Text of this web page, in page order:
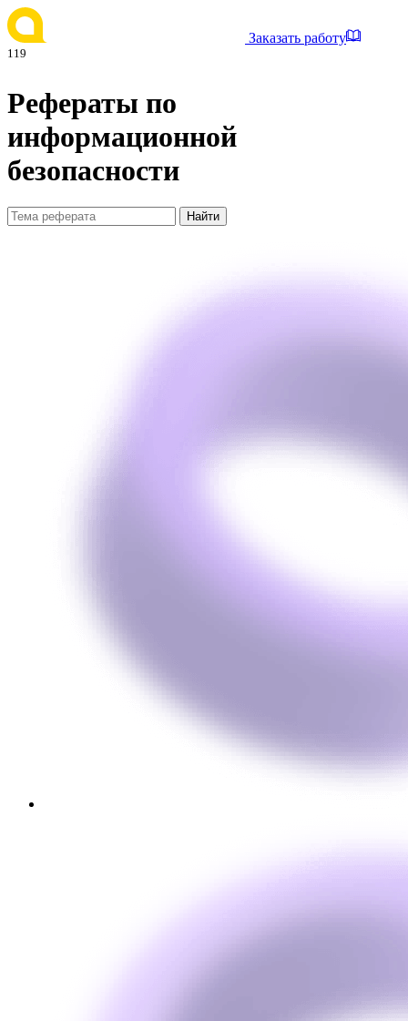
Заказать работу
119
Рефераты по
информационной
безопасности
Найти